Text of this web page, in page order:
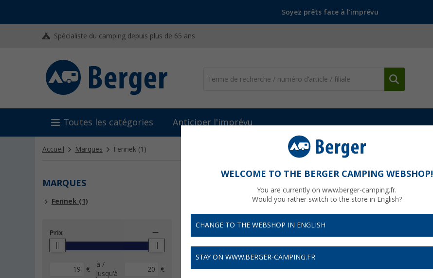
Soyez prêts face à l'imprévu
Spécialiste du camping depuis plus de 65 ans
Toutes les catégories Anticiper l'imprévu
Accueil Marques Fennek (1)
MARQUES
Fennek (1)
Prix
€
à /
jusqu'à
€
WELCOME TO THE BERGER CAMPING WEBSHOP!
You are currently on www.berger-camping.fr.
Would you rather switch to the store in English?
CHANGE TO THE WEBSHOP IN ENGLISH
STAY ON WWW.BERGER-CAMPING.FR